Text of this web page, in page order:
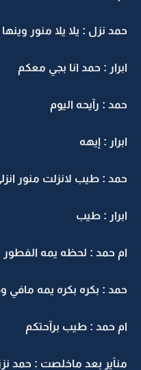
حمد نزل : يلا يلا منور
ابرار : حمد انا بجي معكم
حمد : رآيحه اليوم
ابرار : إيهه
حمد : طيب لانزلت منور
ابرار : طيب
ام حمد : لحظه يمه الفطور
حمد : بكره بكره يمه مافي
ام حمد : طيب برآحتكم
منآير بعد ماخلصت : حمد